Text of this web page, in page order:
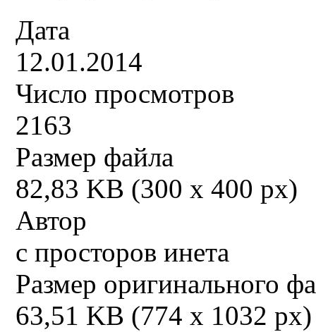
Дата
12.01.2014
Число просмотров
2163
Размер файла
82,83 KB (300 x 400 px)
Автор
с просторов инета
Размер оригинального
63,51 KB (774 x 1032 px)